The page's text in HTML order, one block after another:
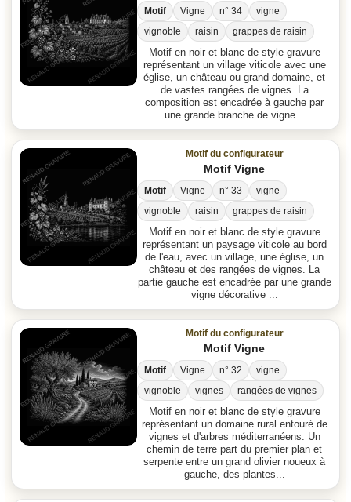
Motif Vigne n° 34
vigne
vignoble
raisin
grappes de raisin
Motif en noir et blanc de style gravure
représentant un village viticole avec une
église, un château ou grand domaine, et
de vastes rangées de vignes. La
composition est encadrée à gauche par
une grande branche de vigne...
Motif du configurateur
Motif Vigne
Motif Vigne n° 33
vigne
vignoble
raisin
grappes de raisin
Motif en noir et blanc de style gravure
représentant un paysage viticole au bord
de l'eau, avec un village, une église, un
château et des rangées de vignes. La
partie gauche est encadrée par une grande
vigne décorative ...
Motif du configurateur
Motif Vigne
Motif Vigne n° 32
vigne
vignoble
vignes
rangées de vignes
Motif en noir et blanc de style gravure
représentant un domaine rural entouré de
vignes et d'arbres méditerranéens. Un
chemin de terre part du premier plan et
serpente entre un grand olivier noueux à
gauche, des plantes...